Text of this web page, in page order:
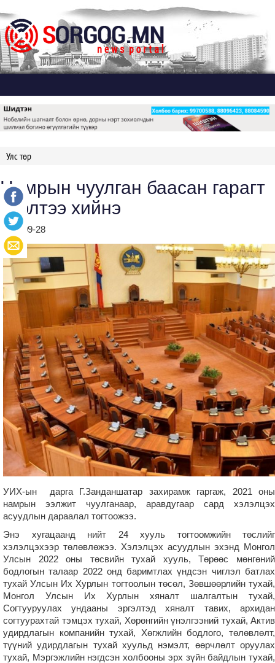
Улс төр
Намрын чуулган баасан гарагт
нээлтээ хийнэ
2021-09-28
УИХ-ын дарга Г.Занданшатар захирамж гаргаж, 2021 оны
намрын ээлжит чуулганаар, аравдугаар сард хэлэлцэх
асуудлын дараалал тогтоожээ.
Энэ хугацаанд нийт 24 хууль тогтоомжийн төслийг
хэлэлцэхээр төлөвлөжээ. Хэлэлцэх асуудлын эхэнд Монгол
Улсын 2022 оны төсвийн тухай хууль, Төрөөс мөнгөний
бодлогын талаар 2022 онд баримтлах үндсэн чиглэл батлах
тухай Улсын Их Хурлын тогтоолын төсөл, Зөвшөөрлийн тухай,
Монгол Улсын Их Хурлын хяналт шалгалтын тухай,
Согтууруулах ундааны эргэлтэд хяналт тавих, архидан
согтуурахтай тэмцэх тухай, Хөрөнгийн үнэлгээний тухай, Актив
удирдлагын компанийн тухай, Хөгжлийн бодлого, төлөвлөлт,
түүний удирдлагын тухай хуульд нэмэлт, өөрчлөлт оруулах
тухай, Мэргэжлийн нэгдсэн холбооны эрх зүйн байдлын тухай,